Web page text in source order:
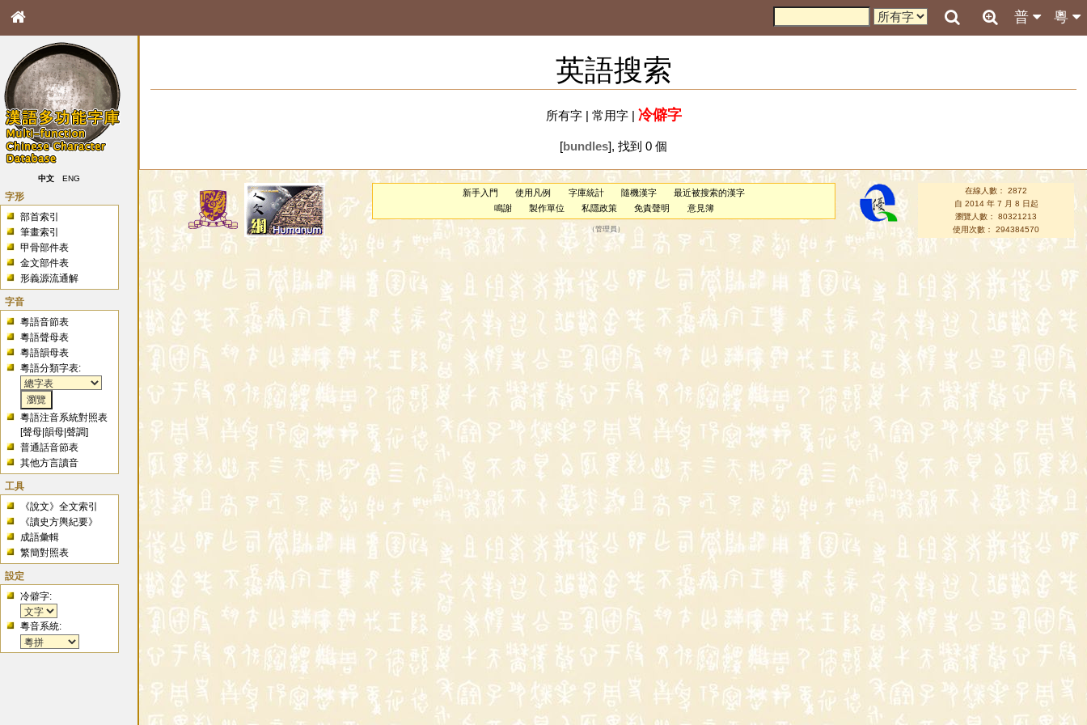
粵
普
中文 ENG
字形
部首索引
筆畫索引
甲骨部件表
金文部件表
形義源流通解
字音
粵語音節表
粵語聲母表
粵語韻母表
粵語分類字表:
粵語注音系統對照表
[聲母 |韻母 |聲調]
普通話音節表
其他方言讀音
工具
《說文》全文索引
《讀史方輿紀要》
成語彙輯
繁簡對照表
設定
冷僻字:
粵音系統:
英語搜索
所有字| 常用字| 冷僻字
[bundles], 找到 0 個
新手入門 使用凡例 字庫統計 隨機漢字
最近被搜索的漢字
鳴謝
製作單位 私隱政策 免責聲明 意見簿
（管理員 ）
在線人數： 2872
自 2014 年 7 月 8 日起
瀏覽人數： 80321213
使用次數： 294384570